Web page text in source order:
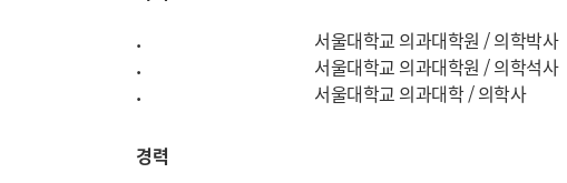
.
서울대학교 의과대학원 / 의학박사
.
서울대학교 의과대학원 / 의학석사
.
서울대학교 의과대학 / 의학사
경력